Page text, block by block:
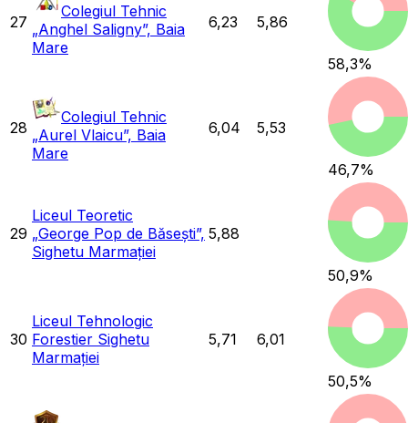
27
Colegiul Tehnic
„Anghel Saligny”, Baia
Mare
6,23 5,86
58,3%
28
Colegiul Tehnic
„Aurel Vlaicu”, Baia
Mare
6,04 5,53
46,7%
29
Liceul Teoretic
„George Pop de Băsești”,
Sighetu Marmației
5,88
50,9%
30
Liceul Tehnologic
Forestier Sighetu
Marmației
5,71 6,01
50,5%